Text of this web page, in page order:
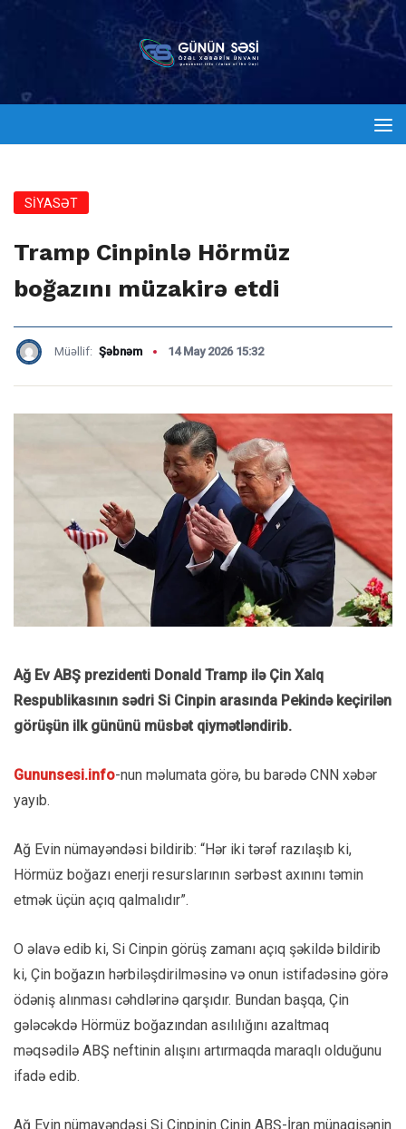
SİYASƏT
Tramp Cinpinlə Hörmüz
boğazını müzakirə etdi
Müəllif: Şəbnəm 14 May 2026 15:32
Ağ Ev ABŞ prezidenti Donald Tramp ilə Çin Xalq
Respublikasının sədri Si Cinpin arasında Pekində keçirilən
görüşün ilk gününü müsbət qiymətləndirib.
Gununsesi.info-nun məlumata görə, bu barədə CNN xəbər
yayıb.
Ağ Evin nümayəndəsi bildirib: “Hər iki tərəf razılaşıb ki,
Hörmüz boğazı enerji resurslarının sərbəst axınını təmin
etmək üçün açıq qalmalıdır”.
O əlavə edib ki, Si Cinpin görüş zamanı açıq şəkildə bildirib
ki, Çin boğazın hərbiləşdirilməsinə və onun istifadəsinə görə
ödəniş alınması cəhdlərinə qarşıdır. Bundan başqa, Çin
gələcəkdə Hörmüz boğazından asılılığını azaltmaq
məqsədilə ABŞ neftinin alışını artırmaqda maraqlı olduğunu
ifadə edib.
Ağ Evin nümayəndəsi Si Cinpinin Çinin ABŞ-İran münaqişənin